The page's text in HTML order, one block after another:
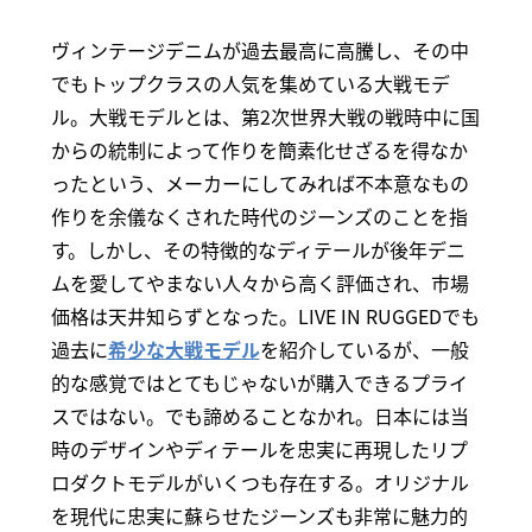
ヴィンテージデニムが過去最高に高騰し、その中
でもトップクラスの人気を集めている大戦モデ
ル。大戦モデルとは、第2次世界大戦の戦時中に国
からの統制によって作りを簡素化せざるを得なか
ったという、メーカーにしてみれば不本意なもの
作りを余儀なくされた時代のジーンズのことを指
す。しかし、その特徴的なディテールが後年デニ
ムを愛してやまない人々から高く評価され、市場
価格は天井知らずとなった。LIVE IN RUGGEDでも
過去に希少な大戦モデルを紹介しているが、一般
的な感覚ではとてもじゃないが購入できるプライ
スではない。でも諦めることなかれ。日本には当
時のデザインやディテールを忠実に再現したリプ
ロダクトモデルがいくつも存在する。オリジナル
を現代に忠実に蘇らせたジーンズも非常に魅力的